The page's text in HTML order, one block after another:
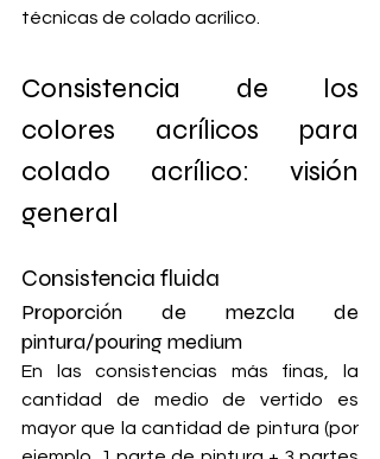
técnicas de colado acrílico.
Consistencia de los
colores acrílicos para
colado acrílico: visión
general
Consistencia fluida
Proporción de mezcla de
pintura/pouring medium
En las consistencias más finas, la
cantidad de medio de vertido es
mayor que la cantidad de pintura (por